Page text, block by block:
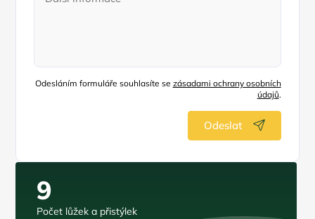
Odesláním formuláře souhlasíte se zásadami ochrany osobních
údajů.
Odeslat
9
Počet lůžek a přistýlek